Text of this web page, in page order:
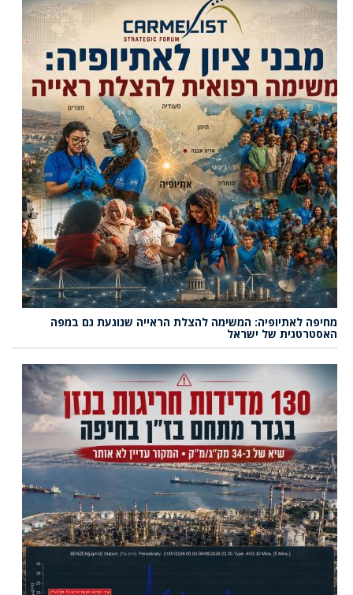
מחיפה לאתיופיה: המשימה להצלת הראייה שנוגעת גם במפה
האסטרטגית של ישראל